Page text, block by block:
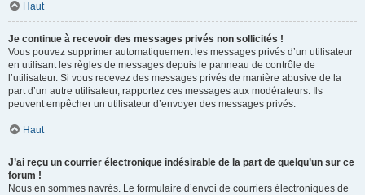
Haut
Je continue à recevoir des messages privés non sollicités !
Vous pouvez supprimer automatiquement les messages privés d’un utilisateur
en utilisant les règles de messages depuis le panneau de contrôle de
l’utilisateur. Si vous recevez des messages privés de manière abusive de la
part d’un autre utilisateur, rapportez ces messages aux modérateurs. Ils
peuvent empêcher un utilisateur d’envoyer des messages privés.
Haut
J’ai reçu un courrier électronique indésirable de la part de quelqu’un sur ce
forum !
Nous en sommes navrés. Le formulaire d’envoi de courriers électroniques de